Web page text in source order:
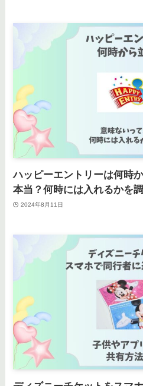
ハッピーエントリーは何時
本当？何時には入れるかを調
2024年8月11日